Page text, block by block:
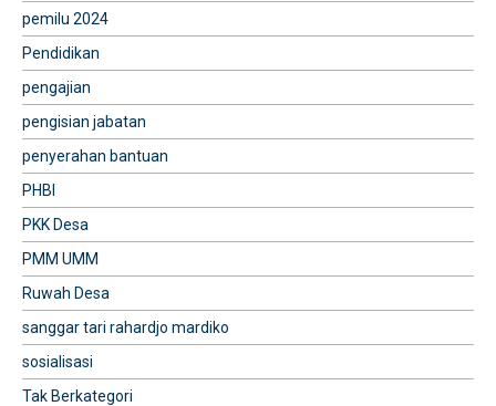
pemilu 2024
Pendidikan
pengajian
pengisian jabatan
penyerahan bantuan
PHBI
PKK Desa
PMM UMM
Ruwah Desa
sanggar tari rahardjo mardiko
sosialisasi
Tak Berkategori